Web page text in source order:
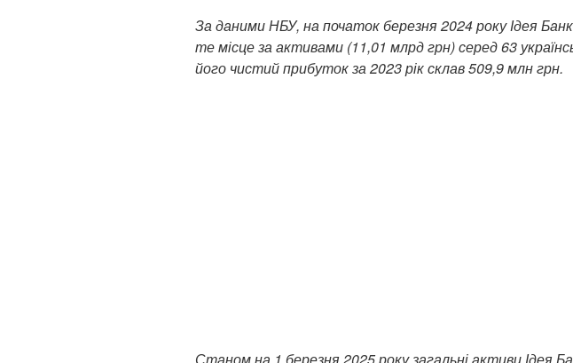
За даними НБУ, на початок березня 2024 року Ідея
те місце за активами (11,01 млрд грн) серед 63
його чистий прибуток за 2023 рік склав 509,9 млн грн.